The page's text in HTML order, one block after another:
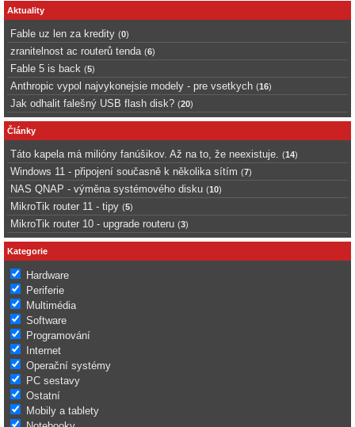
Aktuality
Fable uz len za kredity (0)
zranitelnost ac routerů tenda (6)
Fable 5 is back (5)
Anthropic vypol najvykonejsie modely - pre vsetkych (16)
Jak odhalit falešný USB flash disk? (20)
Články
Táto kapela má milióny fanúšikov. Až na to, že neexistuje. (14)
Windows 11 - připojení současně k několika sítím (7)
NAS QNAP - výměna systémového disku (10)
MikroTik router 11 - tipy (5)
MikroTik router 10 - upgrade routeru (3)
Kategorie
Hardware
Periferie
Multimédia
Software
Programování
Internet
Operační systémy
PC sestavy
Ostatní
Mobily a tablety